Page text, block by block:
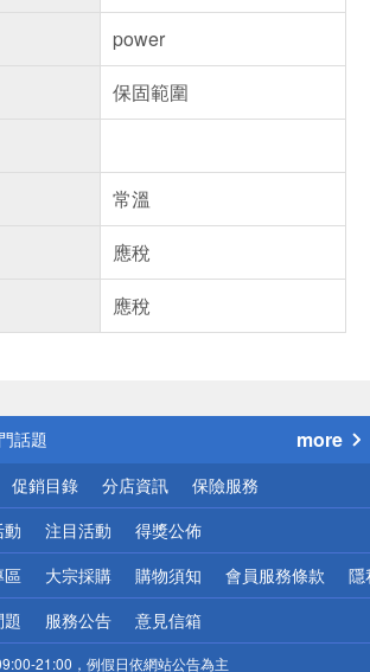
power
保固範圍
常溫
應稅
應稅
公告
話題
優惠
地區配送
網頁！請小心！
more
促銷目錄 分店資訊 保險服務
注目活動 得獎公佈
區 大宗採購 購物須知 會員服務條款 隱
服務公告 意見信箱
21:00，例假日依網站公告為主